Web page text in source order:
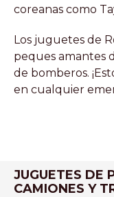
coreanas como
Los juguetes de
peques amantes
de bomberos.
en cualquier
JUGUETES DE
CAMIONES Y